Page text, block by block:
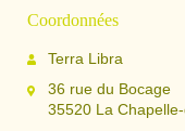
Coordonnées
Terra Libra
36 rue du Bocage
35520 La